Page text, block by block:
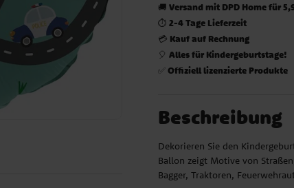
🚚Versand mit DPD Home für
⏱️2-4 Tage Lieferzeit
💳 Kauf auf Rechnung
🎈Alles für Kindergeburtstage!
✅Offiziell lizenzierte Produkte
Beschreibung
Dekorieren Sie den
Ballon zeigt Motive von
Bagger, Traktoren,